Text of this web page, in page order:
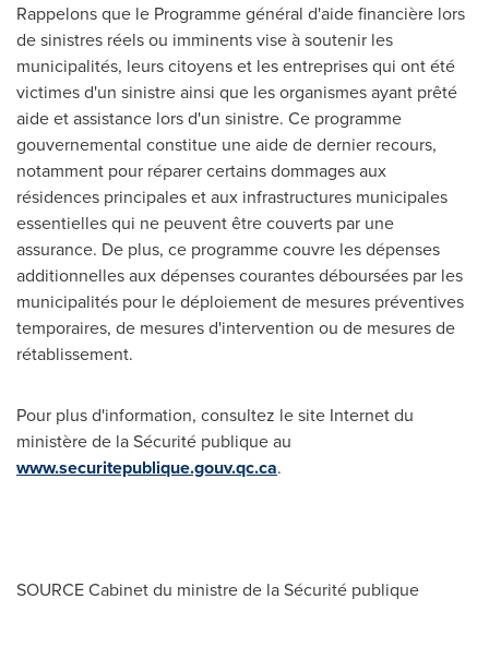
Rappelons que le Programme général d'aide financière lors
de sinistres réels ou imminents vise à soutenir les
municipalités, leurs citoyens et les entreprises qui ont été
victimes d'un sinistre ainsi que les organismes ayant prêté
aide et assistance lors d'un sinistre. Ce programme
gouvernemental constitue une aide de dernier recours,
notamment pour réparer certains dommages aux
résidences principales et aux infrastructures municipales
essentielles qui ne peuvent être couverts par une
assurance. De plus, ce programme couvre les dépenses
additionnelles aux dépenses courantes déboursées par les
municipalités pour le déploiement de mesures préventives
temporaires, de mesures d'intervention ou de mesures de
rétablissement.
Pour plus d'information, consultez le site Internet du
ministère de la Sécurité publique au
www.securitepublique.gouv.qc.ca.
SOURCE Cabinet du ministre de la Sécurité publique